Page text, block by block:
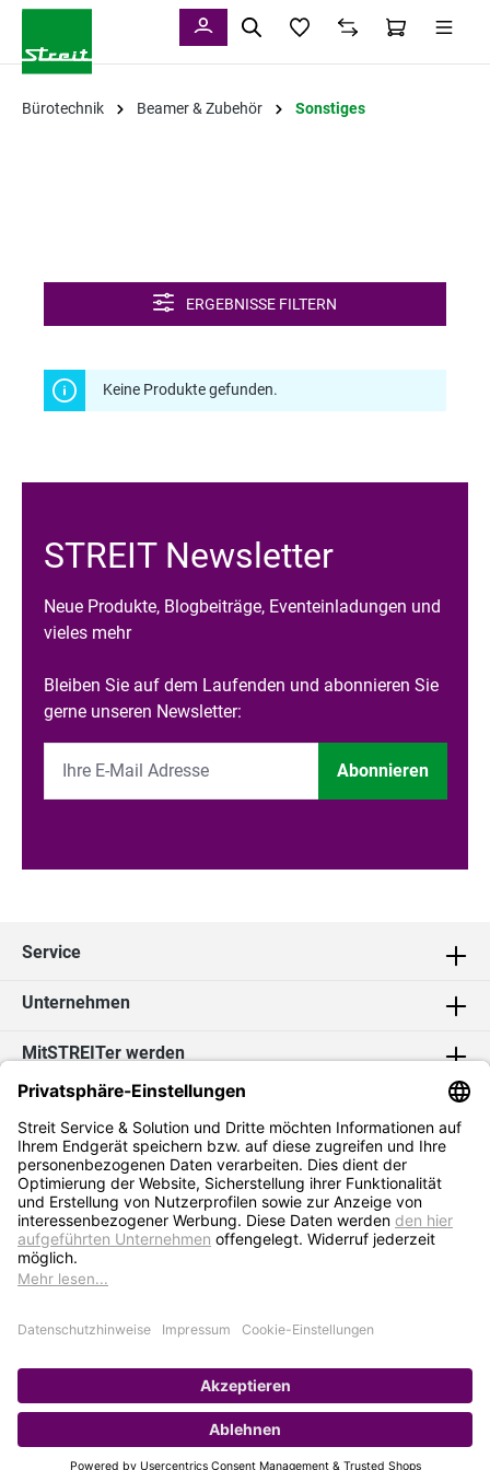
Bürotechnik Beamer & Zubehör Sonstiges
ERGEBNISSE FILTERN
Keine Produkte gefunden.
STREIT Newsletter
Neue Produkte, Blogbeiträge, Eventeinladungen und
vieles mehr
Bleiben Sie auf dem Laufenden und abonnieren Sie
gerne unseren Newsletter:
Abonnieren
Service
Unternehmen
MitSTREITer werden
Kontakt
Social Media
* Alle Preise exkl. MwSt. zzgl.Versandkosten
Impressum
Hinweisgebersystem
Erklärung zur Barrierefreiheit
Verkauf nur an Selbstständige / Gewerbetreibende. Kein Verkauf an
Privat. Preise gelten nur bei Bestellung im Online-Shop